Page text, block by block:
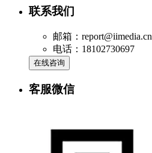
联系我们
邮箱：report@iimedia.cn
电话：18102730697
在线咨询
客服微信